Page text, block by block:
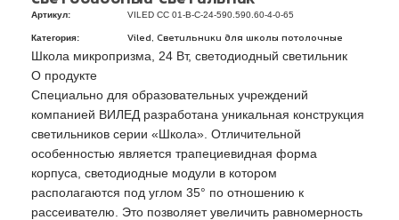
Артикул: VILED СС 01-В-С-24-590.590.60-4-0-65
Категория: Viled Светильники для школы потолочные
Школа микропризма, 24 Вт, светодиодный светильник
О продукте
Специально для образовательных учреждений
компанией ВИЛЕД разработана уникальная конструкция
светильников серии «Школа». Отличительной
особенностью является трапециевидная форма
корпуса, светодиодные модули в котором
располагаются под углом 35° по отношению к
рассеивателю. Это позволяет увеличить равномерность